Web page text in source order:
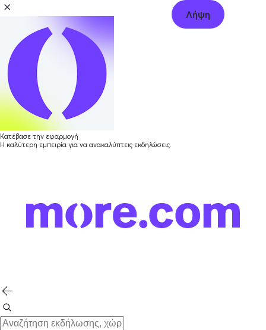
Κατέβασε την εφαρμογή
Η καλύτερη εμπειρία για να ανακαλύπτεις εκδηλώσεις.
Λήψη